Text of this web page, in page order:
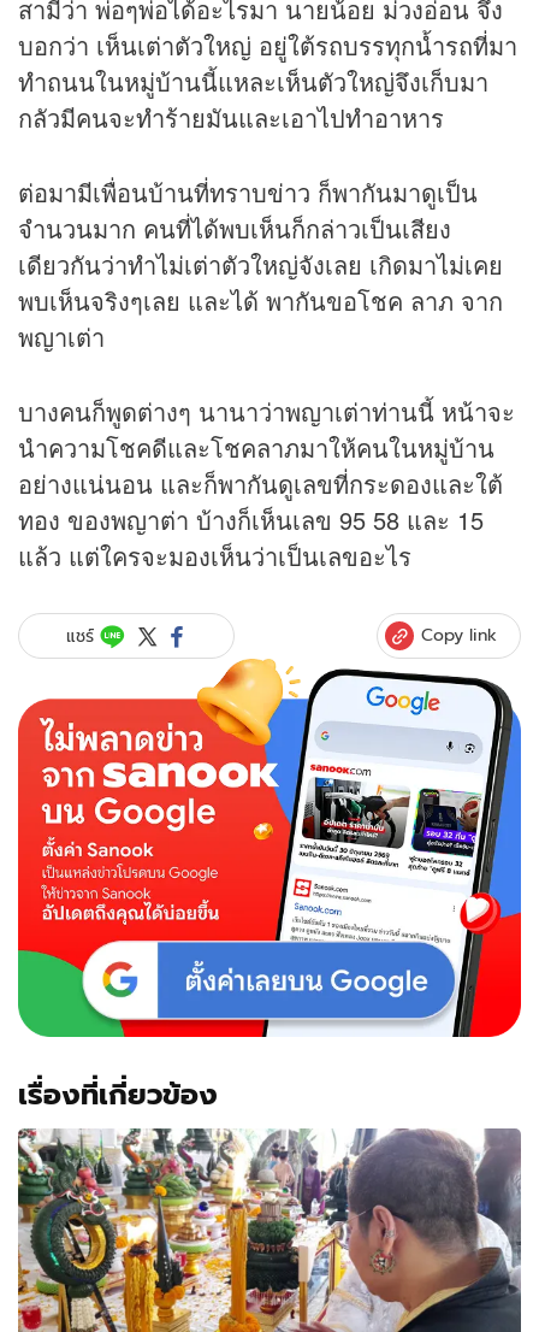
สามีว่า พ่อๆพ่อได้อะไรมา นายน้อย ม่วงอ่อน จึง
บอกว่า เห็นเต่าตัวใหญ่ อยู่ใต้รถบรรทุกน้ำรถที่มา
ทำถนนในหมู่บ้านนี้แหละเห็นตัวใหญ่จึงเก็บมา
กลัวมีคนจะทำร้ายมันและเอาไปทำอาหาร
ต่อมามีเพื่อนบ้านที่ทราบข่าว ก็พากันมาดูเป็น
จำนวนมาก คนที่ได้พบเห็นก็กล่าวเป็นเสียง
เดียวกันว่าทำไม่เต่าตัวใหญ่จังเลย เกิดมาไม่เคย
พบเห็นจริงๆเลย และได้ พากันขอโชค ลาภ จาก
พญาเต่า
บางคนก็พูดต่างๆ นานาว่าพญาเต่าท่านนี้ หน้าจะ
นำความโชคดีและโชคลาภมาให้คนในหมู่บ้าน
อย่างแน่นอน และก็พากันดูเลขที่กระดองและใต้
ทอง ของพญาต่า บ้างก็เห็นเลข 95 58 และ 15
แล้ว แต่ใครจะมองเห็นว่าเป็นเลขอะไร
แชร์ Copy link
เรื่องที่เกี่ยวข้อง